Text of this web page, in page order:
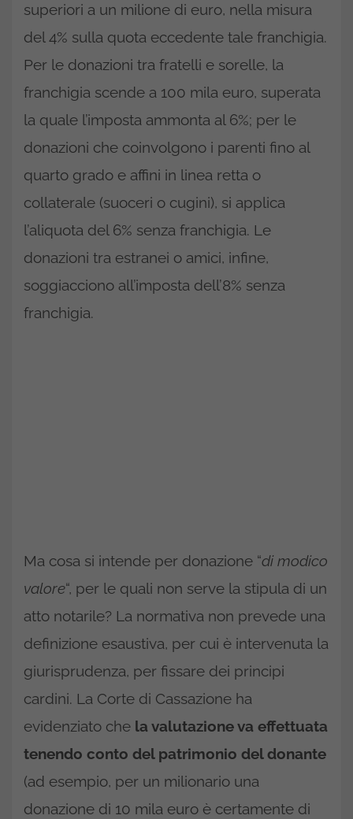
superiori a un milione di euro, nella misura
del 4% sulla quota eccedente tale franchigia.
Per le donazioni tra fratelli e sorelle, la
franchigia scende a 100 mila euro, superata
la quale l’imposta ammonta al 6%; per le
donazioni che coinvolgono i parenti fino al
quarto grado e affini in linea retta o
collaterale (suoceri o cugini), si applica
l’aliquota del 6% senza franchigia. Le
donazioni tra estranei o amici, infine,
soggiacciono all’imposta dell’8% senza
franchigia.
Ma cosa si intende per donazione “di modico
valore“, per le quali non serve la stipula di un
atto notarile? La normativa non prevede una
definizione esaustiva, per cui è intervenuta la
giurisprudenza, per fissare dei principi
cardini. La Corte di Cassazione ha
evidenziato che la valutazione va effettuata
tenendo conto del patrimonio del donante
(ad esempio, per un milionario una
donazione di 10 mila euro è certamente di